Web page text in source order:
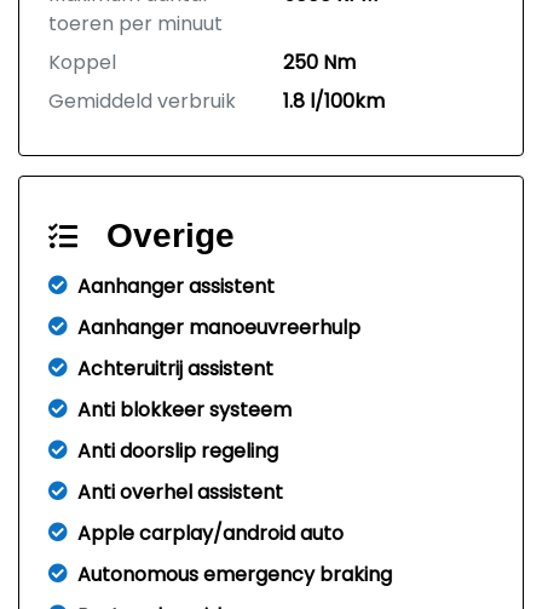
toeren per minuut
Koppel
250 Nm
Gemiddeld verbruik
1.8 l/100km
Overige
Aanhanger assistent
Aanhanger manoeuvreerhulp
Achteruitrij assistent
Anti blokkeer systeem
Anti doorslip regeling
Anti overhel assistent
Apple carplay/android auto
Autonomous emergency braking